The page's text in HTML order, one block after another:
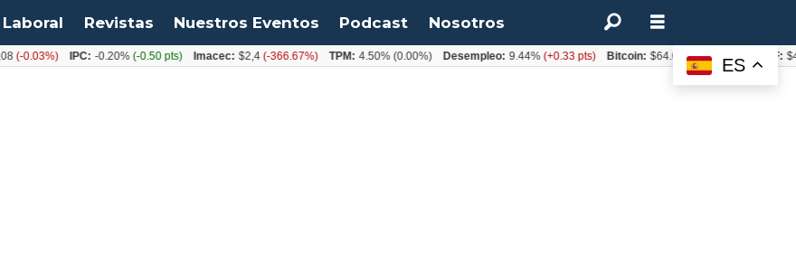
Revistas Nuestros Eventos Podcast Nosotros
ES
0.03%) IPC: -0.20%(-0.50 pts) Imacec: $2,4(-366.67%) TPM: 4.50%(0.00%) Desempleo: 9.44%(+0.33 pts) Bitcoin: $64.600,08(+2.93%)